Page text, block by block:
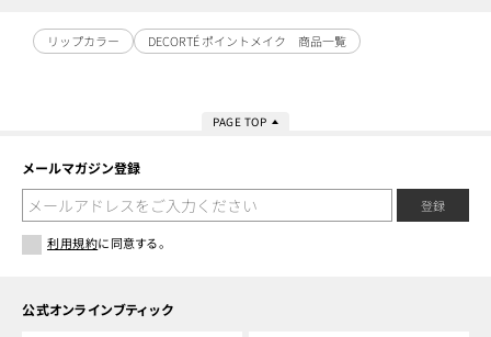
リップカラー DECORTÉ ポイントメイク 商品一覧
PAGE TOP
メールマガジン登録
登録
利用規約に同意する。
公式オンラインブティック